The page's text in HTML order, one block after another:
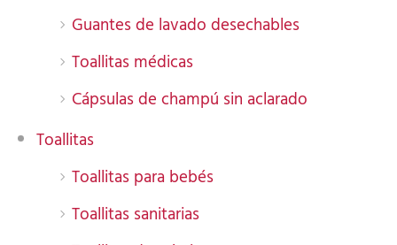
Guantes de lavado desechables
Toallitas médicas
Cápsulas de champú sin aclarado
Toallitas
Toallitas para bebés
Toallitas sanitarias